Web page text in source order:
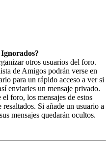
otros usuarios del foro.
de Amigos podrán verse en
para un rápido acceso a ver si
enviarles un mensaje privado.
foro, los mensajes de estos
Si añade un usuario a
mensajes quedarán ocultos.